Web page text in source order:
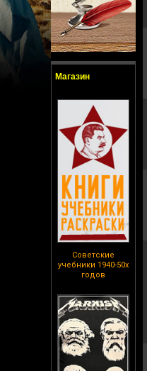
Магазин
Советские
учебники 1940-50х
годов